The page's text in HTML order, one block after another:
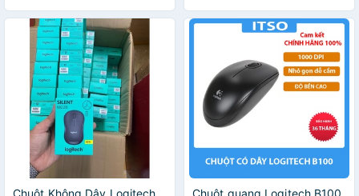
Chuột Không Dây Logitech
Chuột quang Logitech B100